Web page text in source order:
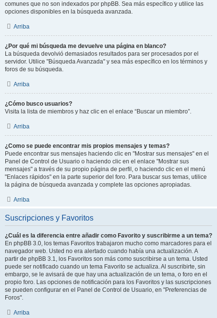
comunes que no son indexados por phpBB. Sea más específico y utilice las
opciones disponibles en la búsqueda avanzada.
Arriba
¿Por qué mi búsqueda me devuelve una página en blanco?
La búsqueda devolvió demasiados resultados para ser procesados por el
servidor. Utilice "Búsqueda Avanzada" y sea más específico en los términos y
foros de su búsqueda.
Arriba
¿Cómo busco usuarios?
Visita la lista de miembros y haz clic en el enlace “Buscar un miembro”.
Arriba
¿Como se puede encontrar mis propios mensajes y temas?
Puede encontrar sus mensajes haciendo clic en "Mostrar sus mensajes" en el
Panel de Control de Usuario o haciendo clic en el enlace "Mostrar sus
mensajes" a través de su propio página de perfil, o haciendo clic en el menú
"Enlaces rápidos" en la parte superior del foro. Para buscar sus temas, utilice
la página de búsqueda avanzada y complete las opciones apropiadas.
Arriba
Suscripciones y Favoritos
¿Cuál es la diferencia entre añadir como Favorito y suscribirme a un tema?
En phpBB 3.0, los temas Favoritos trabajaron mucho como marcadores para el
navegador web. Usted no era alertado cuando había una actualización. A
partir de phpBB 3.1, los Favoritos son más como suscribirse a un tema. Usted
puede ser notificado cuando un tema Favorito se actualiza. Al suscribirte, sin
embargo, se le avisará de que hay una actualización de un tema, o foro en el
propio foro. Las opciones de notificación para los Favoritos y las suscripciones
se pueden configurar en el Panel de Control de Usuario, en "Preferencias de
Foros".
Arriba